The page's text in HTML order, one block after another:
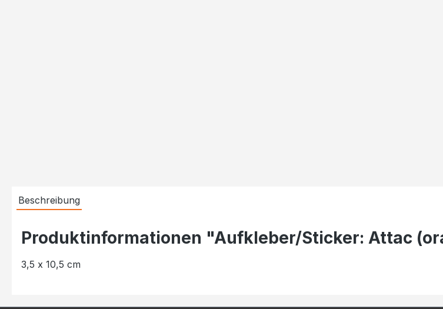
Beschreibung
Produktinformationen "Aufkleber/Sticker: Attac
3,5 x 10,5 cm